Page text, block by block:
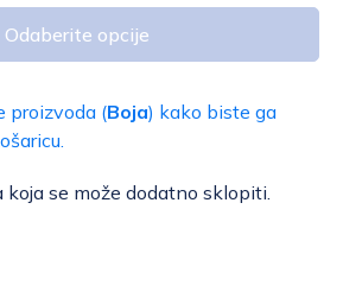
Odaberite opcije
proizvoda (Boja) kako biste ga
koja se može dodatno sklopiti.